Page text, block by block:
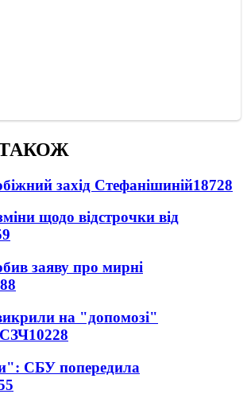
захід Стефанішиній18728
щодо відстрочки від
заяву про мирні
на "допомозі"
СЗЧ10228
СБУ попередила